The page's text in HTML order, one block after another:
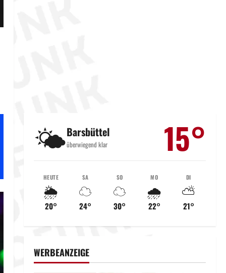
🌤️Barsbüttel
überwiegend klar 15°
HEUTE
🌦️
20°
SA
☁️
24°
SO
☁️
30°
MO
🌧️
22°
DI
⛅
21°
WERBEANZEIGE